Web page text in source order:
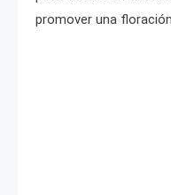
promover una